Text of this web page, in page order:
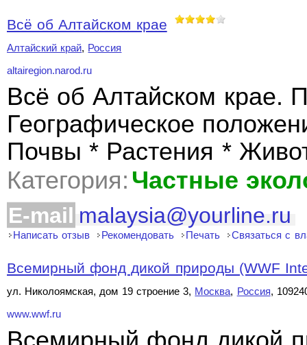
Всё об Алтайском крае
Алтайский край, Россия
altairegion.narod.ru
Всё об Алтайском крае.
Географическое
Почвы * Растения *
Категория: Частные
E-mail malaysia@yourline.ru
Написать отзыв Рекомендовать Печать Связаться с
Всемирный фонд дикой природы (WWF
ул. Николоямская, дом 19 строение 3, Москва, Россия,
www.wwf.ru